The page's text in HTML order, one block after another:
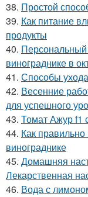
38. Простой
39. Как питание
продукты
40.
винограднике в
41. Способы
42. Весенние
для успешного
43. Томат Ажур f1
44. Как
винограднике
45. Домашняя
Лекарственная
46. Вода с